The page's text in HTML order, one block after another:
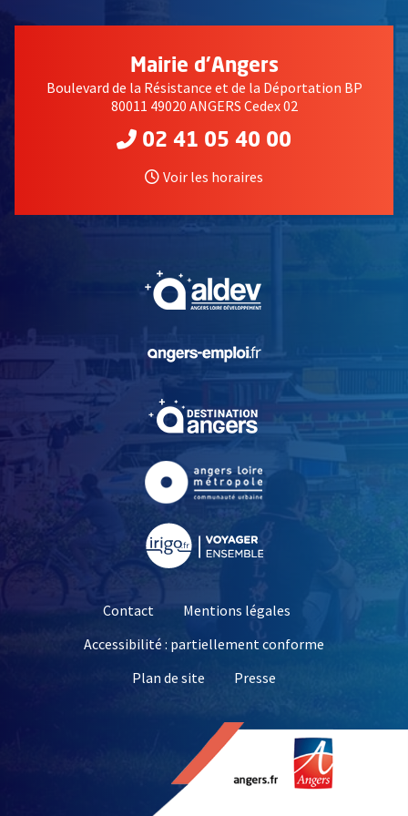
Mairie d'Angers
Boulevard de la Résistance et de la Déportation BP
80011 49020 ANGERS Cedex 02
02 41 05 40 00
Voir les horaires
, Ouvre une nouvelle
, Ouvre une nouvelle
Contact
Mentions légales
Accessibilité : partiellement conforme
Plan de site
Presse